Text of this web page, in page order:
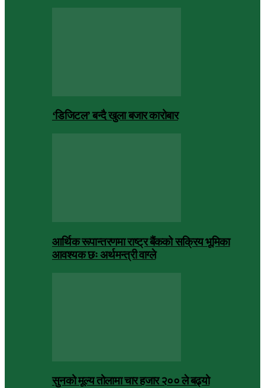
‘डिजिटल’ बन्दै खुला बजार कारोबार
आर्थिक रूपान्तरणमा राष्ट्र बैंकको सक्रिय भूमिका
आवश्यक छः अर्थमन्त्री वाग्ले
सुनको मूल्य तोलामा चार हजार २०० ले बढ्यो